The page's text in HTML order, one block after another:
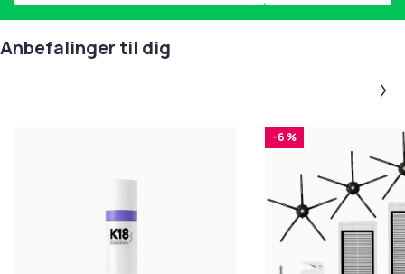
Artikkel nr.
8c1ee70e-8d96-5584-97a6-73c9911b7f72
Anbefalinger til dig
-6 %